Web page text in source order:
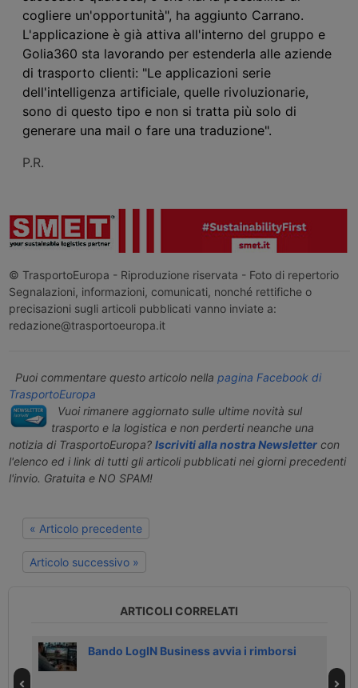
cogliere un'opportunità", ha aggiunto Carrano.
L'applicazione è già attiva all'interno del gruppo e
Golia360 sta lavorando per estenderla alle aziende
di trasporto clienti: "Le applicazioni serie
dell'intelligenza artificiale, quelle rivoluzionarie,
sono di questo tipo e non si tratta più solo di
generare una mail o fare una traduzione".
P.R.
© TrasportoEuropa - Riproduzione riservata - Foto di repertorio
Segnalazioni, informazioni, comunicati, nonché rettifiche o
precisazioni sugli articoli pubblicati vanno inviate a:
redazione@trasportoeuropa.it
Puoi commentare questo articolo nella pagina Facebook di
TrasportoEuropa
Vuoi rimanere aggiornato sulle ultime novità sul
trasporto e la logistica e non perderti neanche una
notizia di TrasportoEuropa? Iscriviti alla nostra Newslettercon
l'elenco ed i link di tutti gli articoli pubblicati nei giorni precedenti
l'invio. Gratuita e NO SPAM!
« Articolo precedente
Articolo successivo »
ARTICOLI CORRELATI
Bando LogIN Business avvia i rimborsi